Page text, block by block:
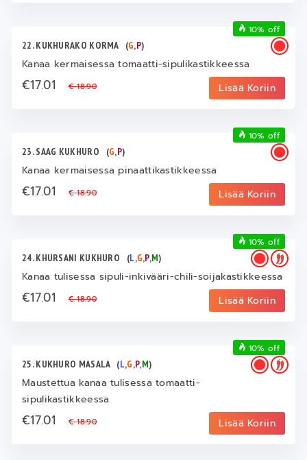
22. KUKHURAKO KORMA (G,P)
Kanaa kermaisessa tomaatti-sipulikastikkeessa
€17.01€ 18.90 Lisää Koriin
10% off
23. SAAG KUKHURO (G,P)
Kanaa kermaisessa pinaattikastikkeessa
€17.01€ 18.90 Lisää Koriin
10% off
24. KHURSANI KUKHURO (L,G,P,M)
Kanaa tulisessa sipuli-inkivääri-chili-soijakastikkeessa
€17.01€ 18.90 Lisää Koriin
10% off
25. KUKHURO MASALA (L,G,P,M)
Maustettua kanaa tulisessa tomaatti-
sipulikastikkeessa
€17.01€ 18.90 Lisää Koriin
10% off